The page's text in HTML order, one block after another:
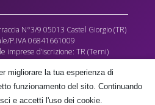
N°3/9 05013 Castel Giorgio (TR)
P.IVA 06841661009
imprese d’iscrizione: TR (Terni)
REA: 90173
versato: €10.000,00
in Rete - cda Torraccia 3, Castel Giorgio -
migliorare la tua esperienza di
funzionamento del sito. Continuando
e accetti l'uso dei cookie.